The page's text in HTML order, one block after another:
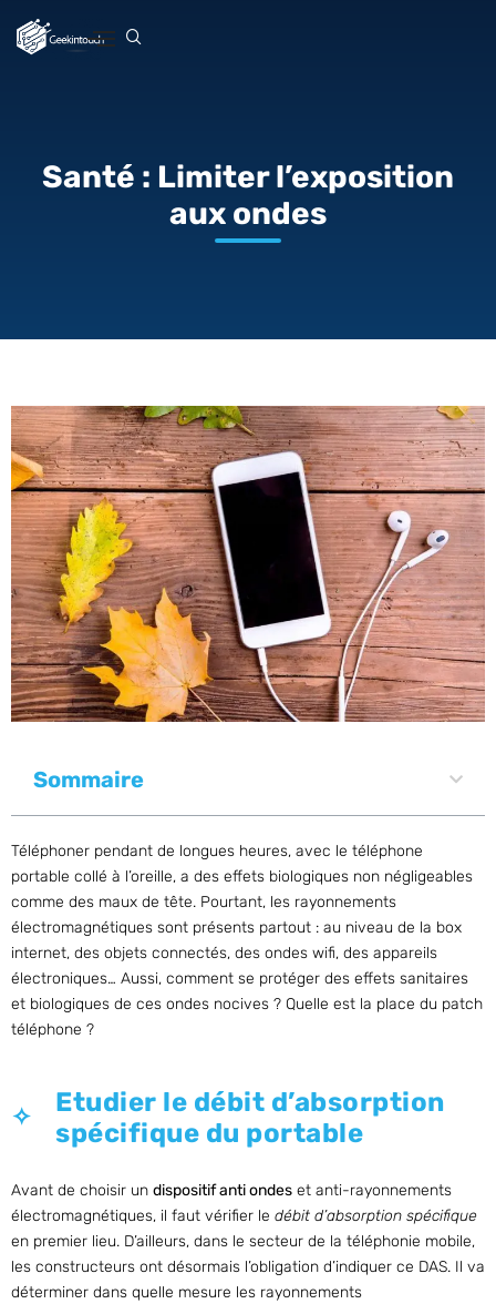
Santé : Limiter l’exposition
aux ondes
Sommaire
Téléphoner pendant de longues heures, avec le téléphone
portable collé à l’oreille, a des effets biologiques non négligeables
comme des maux de tête. Pourtant, les rayonnements
électromagnétiques sont présents partout : au niveau de la box
internet, des objets connectés, des ondes wifi, des appareils
électroniques… Aussi, comment se protéger des effets sanitaires
et biologiques de ces ondes nocives ? Quelle est la place du patch
téléphone ?
Etudier le débit d’absorption
spécifique du portable
Avant de choisir un dispositif anti ondes et anti-rayonnements
électromagnétiques, il faut vérifier le débit d’absorption spécifique
en premier lieu. D’ailleurs, dans le secteur de la téléphonie mobile,
les constructeurs ont désormais l’obligation d’indiquer ce DAS. Il va
déterminer dans quelle mesure les rayonnements